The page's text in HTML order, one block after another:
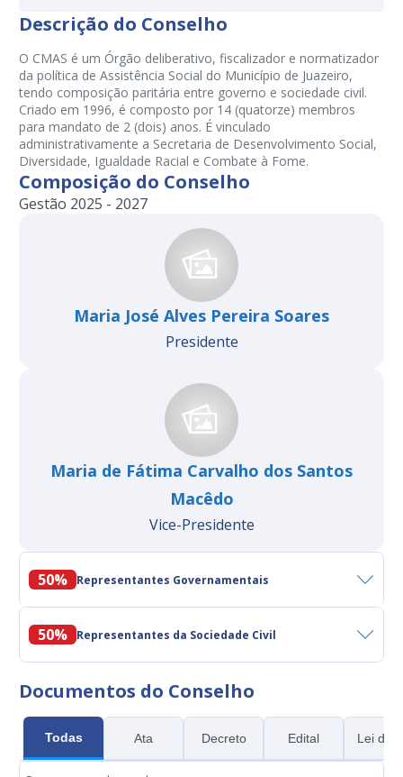
Descrição do Conselho
O CMAS é um Órgão deliberativo, fiscalizador e normatizador
da política de Assistência Social do Município de Juazeiro,
tendo composição paritária entre governo e sociedade civil.
Criado em 1996, é composto por 14 (quatorze) membros
para mandato de 2 (dois) anos. É vinculado
administrativamente a Secretaria de Desenvolvimento Social,
Diversidade, Igualdade Racial e Combate à Fome.
Composição do Conselho
Gestão 2025 - 2027
Maria José Alves Pereira Soares
Presidente
Maria de Fátima Carvalho dos Santos
Macêdo
Vice-Presidente
50% Representantes Governamentais
50% Representantes da Sociedade Civil
Documentos do Conselho
Todas Ata Decreto Edital Lei de